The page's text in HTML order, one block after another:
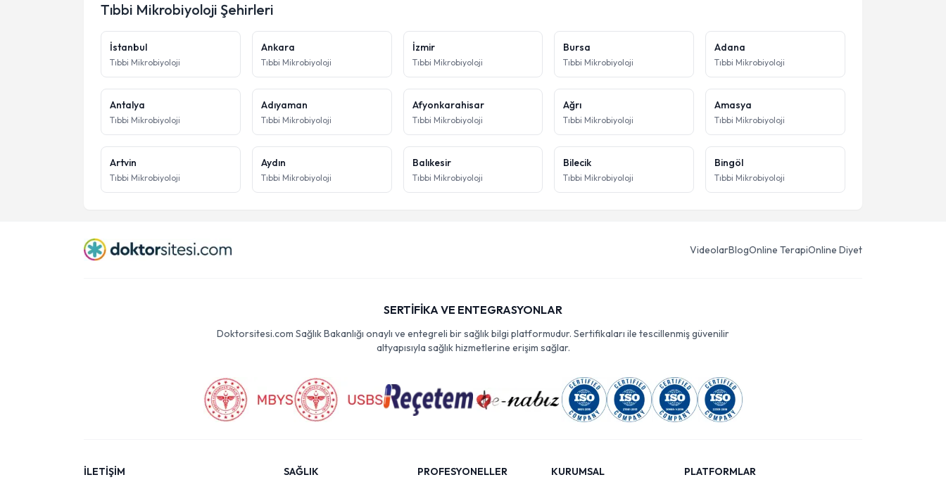
Tıbbi Mikrobiyoloji Şehirleri
İstanbul
Tıbbi Mikrobiyoloji
Ankara
Tıbbi Mikrobiyoloji
İzmir
Tıbbi Mikrobiyoloji
Bursa
Tıbbi Mikrobiyoloji
Adana
Tıbbi Mikrobiyoloji
Antalya
Tıbbi Mikrobiyoloji
Adıyaman
Tıbbi Mikrobiyoloji
Afyonkarahisar
Tıbbi Mikrobiyoloji
Ağrı
Tıbbi Mikrobiyoloji
Amasya
Tıbbi Mikrobiyoloji
Artvin
Tıbbi Mikrobiyoloji
Aydın
Tıbbi Mikrobiyoloji
Balıkesir
Tıbbi Mikrobiyoloji
Bilecik
Tıbbi Mikrobiyoloji
Bingöl
Tıbbi Mikrobiyoloji
VideolarBlogOnline TerapiOnline Diyet
SERTİFİKA VE ENTEGRASYONLAR
Doktorsitesi.com Sağlık Bakanlığı onaylı ve entegreli bir sağlık bilgi platformudur. Sertifikaları ile tescillenmiş güvenilir
altyapısıyla sağlık hizmetlerine erişim sağlar.
İLETİŞİM
SAĞLIK PROFESYONELLER KURUMSAL PLATFORMLAR